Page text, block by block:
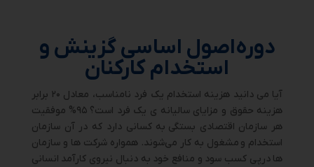
دوره اصول اساسی گزینش و
استخدام کارکنان
آیا می دانید هزینه استخدام یک فرد نامناسب، معادل ۲۰ برابر
هزینه حقوق و مزایای سالیانه ی یک فرد است؟
۹۵% موفقیت
هر سازمان اقتصادی بستگی به کسانی دارد که در آن سازمان
استخدام و مشغول به کار می‌شوند. همواره شرکت ها و سازمان
ها درپی کسب سود و منافع خود به دنبال نیروی کارآمد انسانی